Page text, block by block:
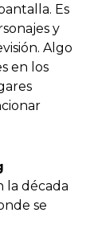
Es
y
Algo
en los
la década
se